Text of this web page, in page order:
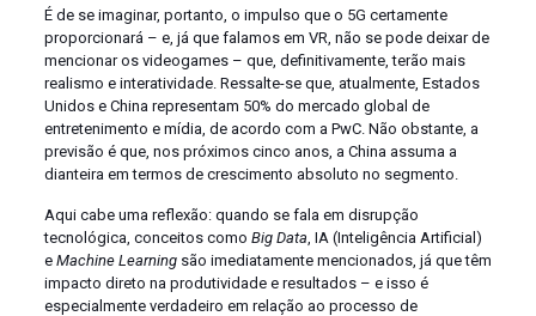
É de se imaginar, portanto, o impulso que o 5G certamente
proporcionará – e, já que falamos em VR, não se pode deixar de
mencionar os videogames – que, definitivamente, terão mais
realismo e interatividade. Ressalte-se que, atualmente, Estados
Unidos e China representam 50% do mercado global de
entretenimento e mídia, de acordo com a PwC. Não obstante, a
previsão é que, nos próximos cinco anos, a China assuma a
dianteira em termos de crescimento absoluto no segmento.
Aqui cabe uma reflexão: quando se fala em disrupção
tecnológica, conceitos como Big Data , IA (Inteligência Artificial)
e Machine Learningsão imediatamente mencionados, já que têm
impacto direto na produtividade e resultados – e isso é
especialmente verdadeiro em relação ao processo de